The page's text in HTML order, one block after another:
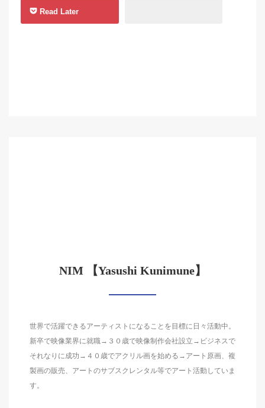
Read Later
NIM 【Yasushi Kunimune】
世界で活躍できるアーティストになることを目標に日々活動中。
新卒で映像業界に就職→３０歳で映像制作会社設立→ビジネスで
それなりに成功→４０歳でアクリル画を始める→アート原画、複
製画の販売、アートのサブスクレンタル等でアート活動していま
す。